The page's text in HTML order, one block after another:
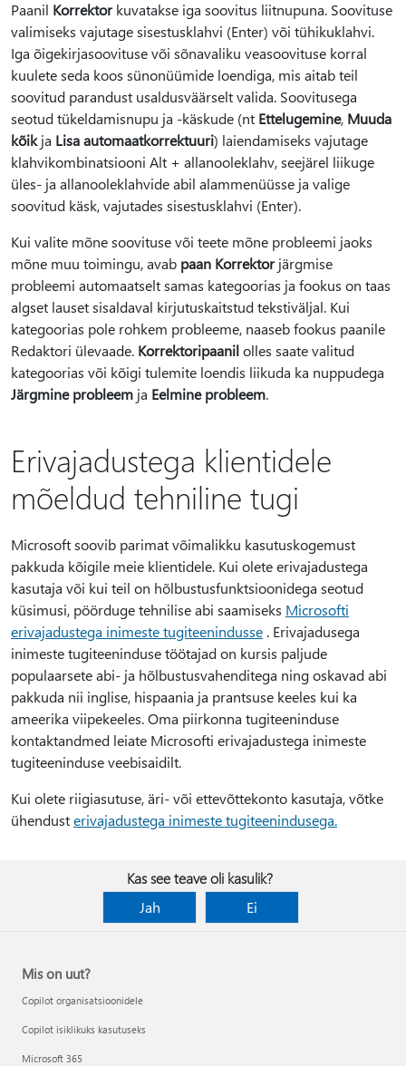
Paanil Korrektorkuvatakse iga soovitus liitnupuna. Soovituse
valimiseks vajutage sisestusklahvi (Enter) või tühikuklahvi.
Iga õigekirjasoovituse või sõnavaliku veasoovituse korral
kuulete seda koos sünonüümide loendiga, mis aitab teil
soovitud parandust usaldusväärselt valida. Soovitusega
seotud tükeldamisnupu ja -käskude (nt Ettelugemine, Muuda
kõikja Lisa automaatkorrektuuri) laiendamiseks vajutage
klahvikombinatsiooni Alt + allanooleklahv, seejärel liikuge
üles- ja allanooleklahvide abil alammenüüsse ja valige
soovitud käsk, vajutades sisestusklahvi (Enter).
Kui valite mõne soovituse või teete mõne probleemi jaoks
mõne muu toimingu, avab paan Korrektorjärgmise
probleemi automaatselt samas kategoorias ja fookus on taas
algset lauset sisaldaval kirjutuskaitstud tekstiväljal. Kui
kategoorias pole rohkem probleeme, naaseb fookus paanile
Redaktori ülevaade. Korrektoripaanilolles saate valitud
kategoorias või kõigi tulemite loendis liikuda ka nuppudega
Järgmine probleem ja Eelmine probleem.
Erivajadustega klientidele
mõeldud tehniline tugi
Microsoft soovib parimat võimalikku kasutuskogemust
pakkuda kõigile meie klientidele. Kui olete erivajadustega
kasutaja või kui teil on hõlbustusfunktsioonidega seotud
küsimusi, pöörduge tehnilise abi saamiseks Microsofti
erivajadustega inimeste tugiteenindusse . Erivajadusega
inimeste tugiteeninduse töötajad on kursis paljude
populaarsete abi- ja hõlbustusvahenditega ning oskavad abi
pakkuda nii inglise, hispaania ja prantsuse keeles kui ka
ameerika viipekeeles. Oma piirkonna tugiteeninduse
kontaktandmed leiate Microsofti erivajadustega inimeste
tugiteeninduse veebisaidilt.
Kui olete riigiasutuse, äri- või ettevõttekonto kasutaja, võtke
ühendusterivajadustega inimeste tugiteenindusega.
Kas see teave oli kasulik?
Jah
Ei
Mis on uut?
Copilot organisatsioonidele
Copilot isiklikuks kasutuseks
Microsoft 365